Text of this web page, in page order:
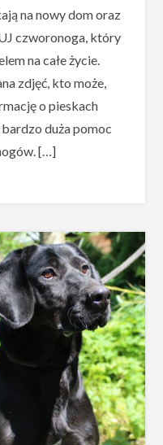
na nowy dom oraz
czworonoga, który
na całe życie.
zdjęć, kto może,
o pieskach
duża pomoc
[…]